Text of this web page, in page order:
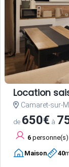
Location
Camaret-sur-
de 650€ à
6 personne(s)
Maison 40